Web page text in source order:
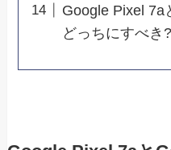
Google Pixel 7a
どっちにすべき?